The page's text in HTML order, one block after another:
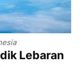
Lebaran